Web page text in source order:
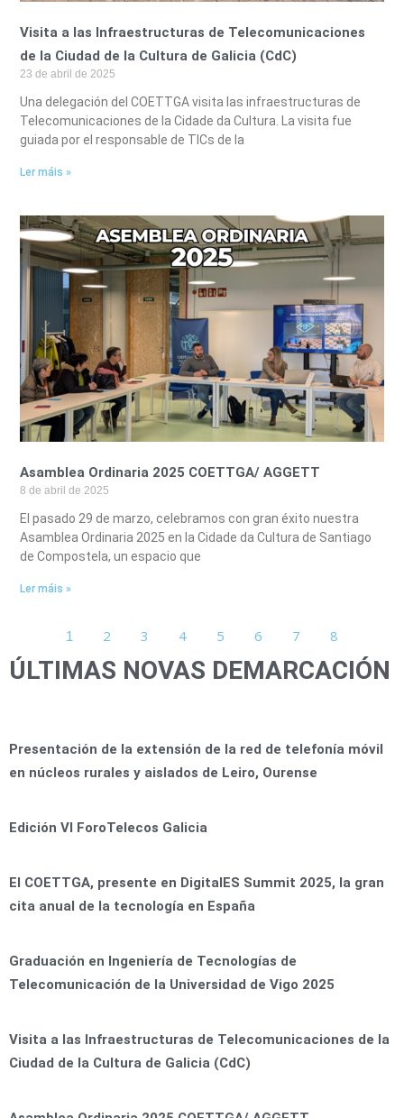
Visita a las Infraestructuras de Telecomunicaciones
de la Ciudad de la Cultura de Galicia (CdC)
23 de abril de 2025
Una delegación del COETTGA visita las infraestructuras de
Telecomunicaciones de la Cidade da Cultura. La visita fue
guiada por el responsable de TICs de la
Ler máis »
Asamblea Ordinaria 2025 COETTGA/ AGGETT
8 de abril de 2025
El pasado 29 de marzo, celebramos con gran éxito nuestra
Asamblea Ordinaria 2025 en la Cidade da Cultura de Santiago
de Compostela, un espacio que
Ler máis »
1 2 3 4 5 6 7 8
ÚLTIMAS NOVAS DEMARCACIÓN
Presentación de la extensión de la red de telefonía móvil
en núcleos rurales y aislados de Leiro, Ourense
Edición VI ForoTelecos Galicia
El COETTGA, presente en DigitalES Summit 2025, la gran
cita anual de la tecnología en España
Graduación en Ingeniería de Tecnologías de
Telecomunicación de la Universidad de Vigo 2025
Visita a las Infraestructuras de Telecomunicaciones de la
Ciudad de la Cultura de Galicia (CdC)